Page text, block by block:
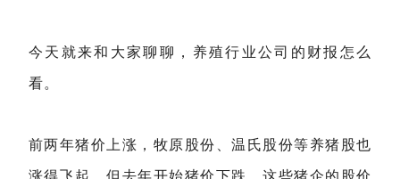
今天就来和大家聊聊，养殖行业公司的财报怎么
看。
前两年猪价上涨，牧原股份、温氏股份等养猪股也
涨得飞起，但去年开始猪价下跌，这些猪企的股价